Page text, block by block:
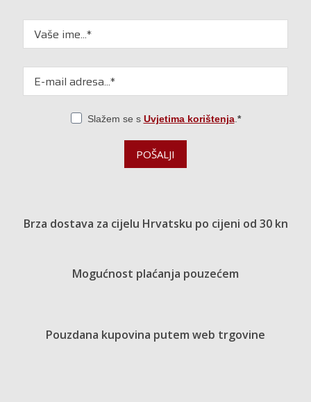
Slažem se s Uvjetima korištenja.
POŠALJI
Brza dostava za cijelu Hrvatsku po cijeni od 30 kn
Mogućnost plaćanja pouzećem
Pouzdana kupovina putem web trgovine